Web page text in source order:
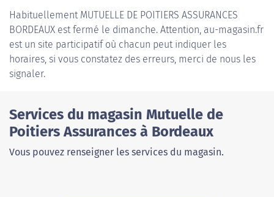
Habituellement MUTUELLE DE POITIERS ASSURANCES
BORDEAUX est fermé le dimanche. Attention, au-magasin.fr
est un site participatif où chacun peut indiquer les
horaires, si vous constatez des erreurs, merci de nous les
signaler.
Services du magasin Mutuelle de
Poitiers Assurances à Bordeaux
Vous pouvez renseigner les services du magasin.